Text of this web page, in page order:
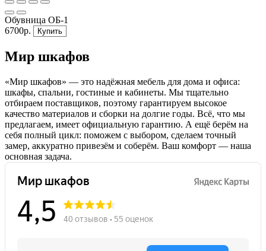
Обувница ОБ-1
6700р.
Купить
Мир шкафов
«Мир шкафов» — это надёжная мебель для дома и офиса:
шкафы, спальни, гостиные и кабинеты. Мы тщательно
отбираем поставщиков, поэтому гарантируем высокое
качество материалов и сборки на долгие годы. Всё, что мы
предлагаем, имеет официальную гарантию. А ещё берём на
себя полный цикл: поможем с выбором, сделаем точный
замер, аккуратно привезём и соберём. Ваш комфорт — наша
основная задача.